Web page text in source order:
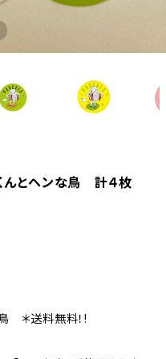
んとヘンな鳥 計４枚
＊送料無料！!